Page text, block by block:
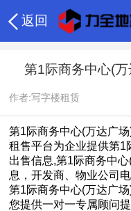
返回
第1际商务中心(
作者:写字楼租赁
第1际商务中心(万达广
租售平台为企业提供第1
出售信息,第1际商务中
息，开发商、物业公司
第1际商务中心(万达广
您提供一对一专属顾问提